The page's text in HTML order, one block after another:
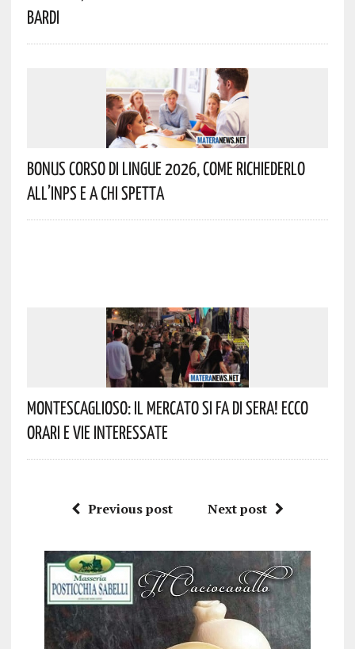
Bardi
Bonus Corso Di Lingue 2026, Come Richiederlo
All’INPS E A Chi Spetta
Montescaglioso: Il Mercato Si Fa Di Sera! Ecco
Orari E Vie Interessate
Previous post Next post